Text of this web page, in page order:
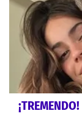
¡TREMENDO!